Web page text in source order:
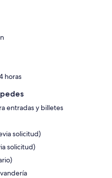
horas
entradas y billetes
solicitud)
solicitud)